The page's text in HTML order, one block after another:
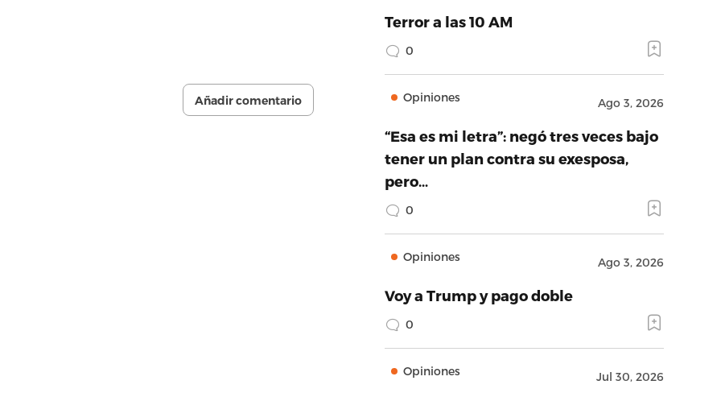
Añadir comentario
Terror a las 10 AM
0
Opiniones Ago 3, 2026
“Esa es mi letra”: negó tres veces bajo
tener un plan contra su exesposa,
pero…
0
Opiniones Ago 3, 2026
Voy a Trump y pago doble
0
Opiniones Jul 30, 2026